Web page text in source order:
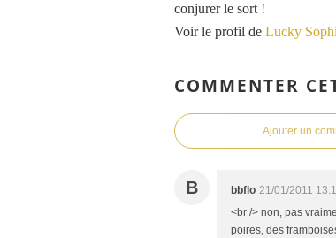
conjurer le sort !
Voir le profil de Lucky
COMMENTER
Ajouter un
B bbflo 21/01/2011
<br /> non, pas
poires, des